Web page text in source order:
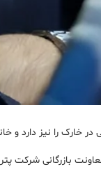
در خارک را نیز
بازرگانی شرکت